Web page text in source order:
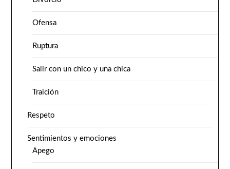
Ofensa
Ruptura
Salir con un chico y una chica
Traición
Respeto
Sentimientos y emociones
Apego